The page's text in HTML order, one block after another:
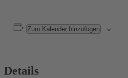
Zum Kalender hinzufügen
Details